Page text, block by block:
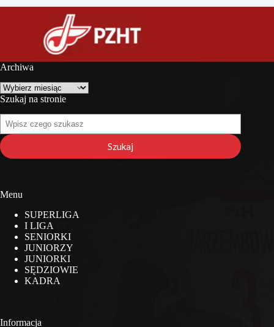
Archiwa
Archiwa
Szukaj na stronie
na
stronie
Szukaj
Menu
SUPERLIGA
I LIGA
SENIORKI
JUNIORZY
JUNIORKI
SĘDZIOWIE
KADRA
Informacja